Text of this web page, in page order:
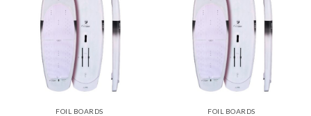
FOIL BOARDS FOIL BOARDS